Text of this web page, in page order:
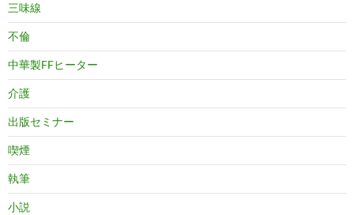
三味線
不倫
中華製FFヒーター
介護
出版セミナー
喫煙
執筆
小説